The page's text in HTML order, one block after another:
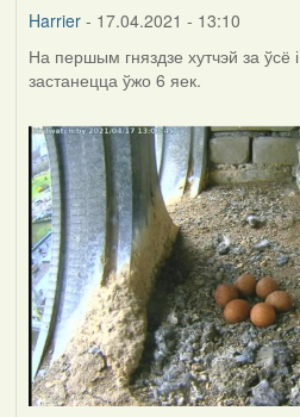
Harrier- 17.04.2021 - 13:10
На першым гняздзе хутчэй за ўсё і
застанецца ўжо 6 яек.